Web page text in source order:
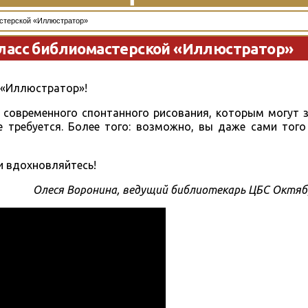
«Иллюстратор»
библиомастерской «Иллюстратор»
спонтанного рисования, которым могут
Более того: возможно, вы даже сами
Олеся Воронина, ведущий библиотекарь ЦБС